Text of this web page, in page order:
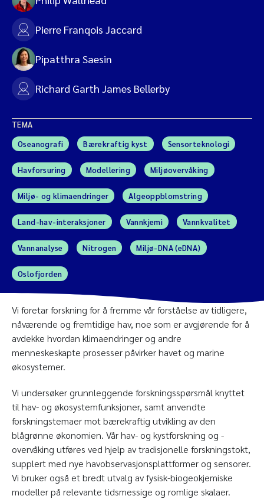
Pierre Franqois Jaccard
Pipatthra Saesin
Richard Garth James Bellerby
TEMA
Oseanografi
Bærekraftig kyst Sensorteknologi
Havforsuring Modellering Miljøovervåking
Miljø- og klimaendringer Algeoppblomstring
Land-hav-interaksjoner Vannkjemi Vannkvalitet
Vannanalyse Nitrogen Miljø-DNA (eDNA)
Oslofjorden
Vi foretar forskning for å fremme vår forståelse av tidligere,
nåværende og fremtidige hav, noe som er avgjørende for å
avdekke hvordan klimaendringer og andre
menneskeskapte prosesser påvirker havet og marine
økosystemer.
Vi undersøker grunnleggende forskningsspørsmål knyttet
til hav- og økosystemfunksjoner, samt anvendte
forskningstemaer mot bærekraftig utvikling av den
blågrønne økonomien. Vår hav- og kystforskning og -
overvåking utføres ved hjelp av tradisjonelle forskningstokt,
supplert med nye havobservasjonsplattformer og sensorer.
Vi bruker også et bredt utvalg av fysisk-biogeokjemiske
modeller på relevante tidsmessige og romlige skalaer.